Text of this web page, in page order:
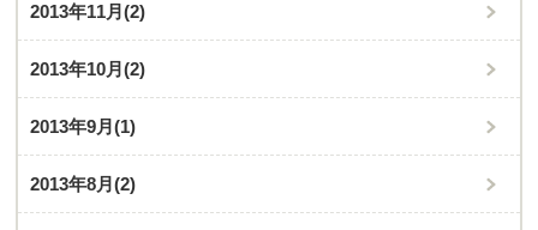
2013年11月(2)
2013年10月(2)
2013年9月(1)
2013年8月(2)